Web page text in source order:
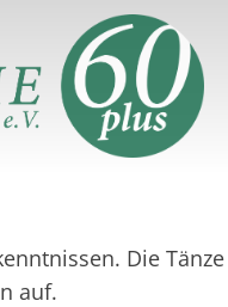
Die Tänze
auf.